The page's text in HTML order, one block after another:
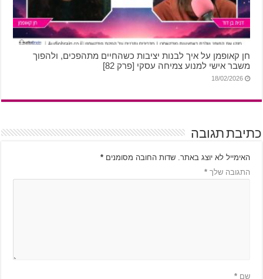
חן קאופמן על איך לבנות יציבות כשהחיים מתהפכים, ולהפוך
משבר אישי למנוע צמיחה עסקי [פרק 82]
18/02/2026
כתיבת תגובה
האימייל לא יוצג באתר. שדות החובה מסומנים*
התגובה שלך*
שם*